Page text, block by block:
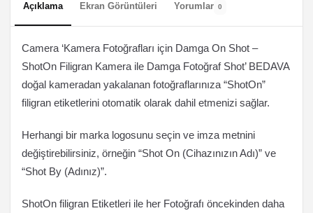
Açıklama Ekran Görüntüleri Yorumlar 0
Camera ‘Kamera Fotoğrafları için Damga On Shot –
ShotOn Filigran Kamera ile Damga Fotoğraf Shot’ BEDAVA
doğal kameradan yakalanan fotoğraflarınıza “ShotOn”
filigran etiketlerini otomatik olarak dahil etmenizi sağlar.
Herhangi bir marka logosunu seçin ve imza metnini
değiştirebilirsiniz, örneğin “Shot On (Cihazınızın Adı)” ve
“Shot By (Adınız)”.
ShotOn filigran Etiketleri ile her Fotoğrafı öncekinden daha